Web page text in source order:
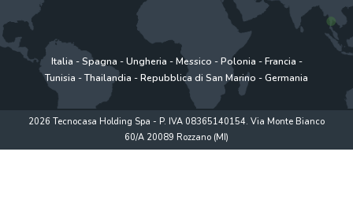
Italia -Spagna -Ungheria -Messico -Polonia -Francia -
Tunisia -Thailandia -Repubblica di San Marino -Germania
2026 Tecnocasa Holding Spa - P. IVA 08365140154. Via Monte Bianco
60/A 20089 Rozzano (MI)